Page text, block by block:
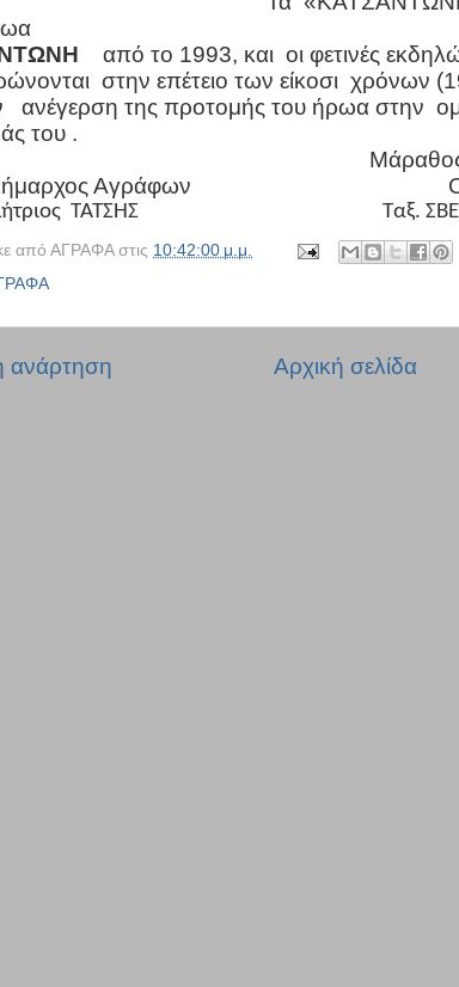
από το 1993, και οι φετινές
στην επέτειο των είκοσι χρόνων
ανέγερση της προτομής του ήρωα στην
του .
Αγράφων
ΤΑΤΣΗΣ Ταξ.
από ΑΓΡΑΦΑ στις 10:42:00 μ.μ.
ανάρτηση Αρχική σελίδα